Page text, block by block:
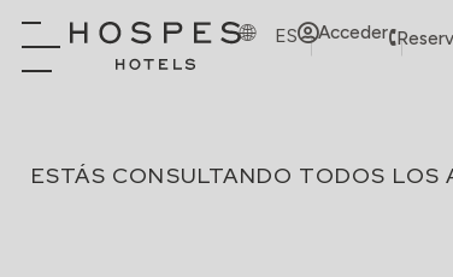
ES Acceder
ESTÁS CONSULTANDO TODOS LOS